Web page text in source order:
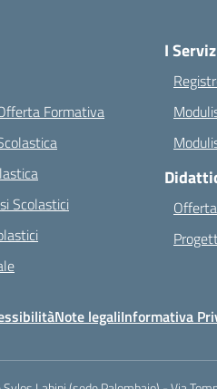
Formativa
Scolastici
I
Note legaliInformativa